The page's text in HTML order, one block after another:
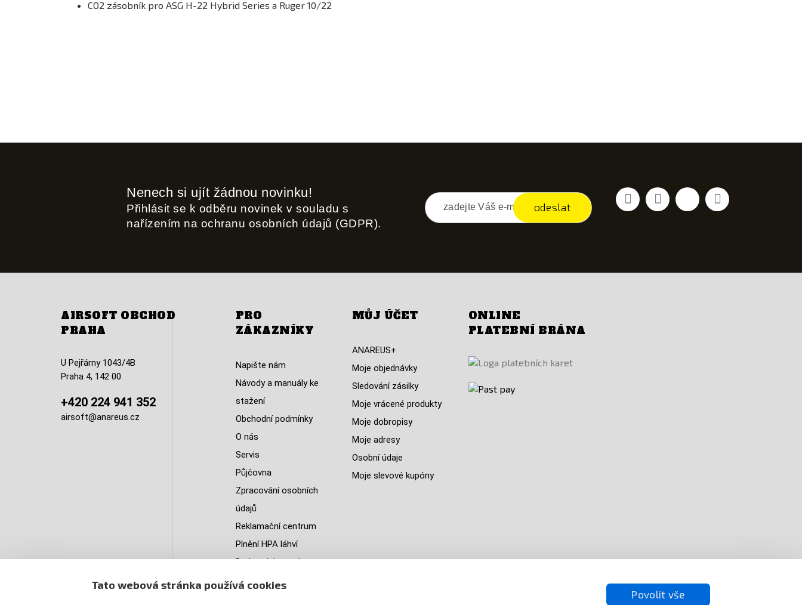
Tato webová stránka používá cookies
Povolit vše
CO2 zásobník pro ASG H-22 Hybrid Series a Ruger 10/22
Nenech si ujít žádnou novinku!
Přihlásit se k odběru novinek v souladu s
nařízením na ochranu osobních údajů (GDPR).
odeslat
FacebookYouTubeVimeo Instagram
AIRSOFT OBCHOD
PRAHA
U Pejřárny 1043/4B
Praha 4, 142 00
+420 224 941 352
airsoft@anareus.cz
PRO
ZÁKAZNÍKY
Napište nám
Návody a manuály ke
stažení
Obchodní podmínky
O nás
Servis
Půjčovna
Zpracování osobních
údajů
Reklamační centrum
Plnění HPA láhví
Do kterých zemí
doručujeme
MŮJ ÚČET
ANAREUS+
Moje objednávky
Sledování zásilky
Moje vrácené produkty
Moje dobropisy
Moje adresy
Osobní údaje
Moje slevové kupóny
ONLINE
PLATEBNÍ BRÁNA